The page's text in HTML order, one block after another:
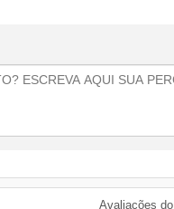
Avaliações do